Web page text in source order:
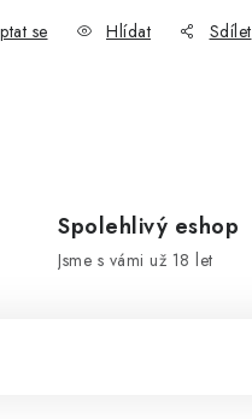
se Hlídat Sdílet
Spolehlivý eshop
Jsme s vámi už 18 let